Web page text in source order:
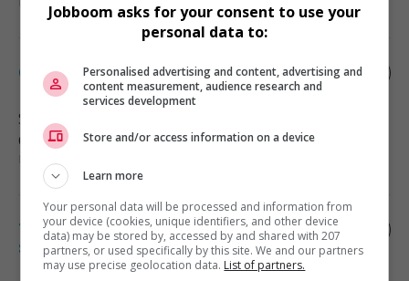
Contremaitre en génie civil
Saint-Laurent
Construction, production et
Technicien.ne en génie civil canalisations
souterraines
Jobboom asks for your consent to use your
personal data to:
Personalised advertising and content, advertising and
content measurement, audience research and
services development
Store and/or access information on a device
Learn more
Your personal data will be processed and information from
your device (cookies, unique identifiers, and other device
data) may be stored by, accessed by and shared with 207
partners, or used specifically by this site. We and our partners
may use precise geolocation data. List of partners.